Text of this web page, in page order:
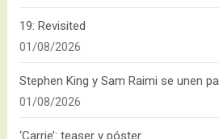
19: Revisited
01/08/2026
Stephen King y Sam Raimi se unen
01/08/2026
‘Carrie’: teaser y póster